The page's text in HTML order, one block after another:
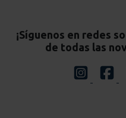
¡Síguenos en redes
de todas las